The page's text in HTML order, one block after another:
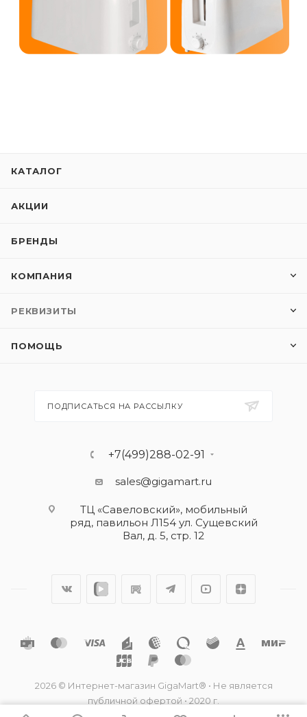
КАТАЛОГ
АКЦИИ
БРЕНДЫ
КОМПАНИЯ
РЕКВИЗИТЫ
ПОМОЩЬ
ПОДПИСАТЬСЯ НА РАССЫЛКУ
+7(499)288-02-91
sales@gigamart.ru
ТЦ «Савеловский», мобильный
ряд, павильон Л154 ул. Сущевский
Вал, д. 5, стр. 12
2026 © Интернет-магазин GigaMart® • Не является
публичной офертой • 2020 г.